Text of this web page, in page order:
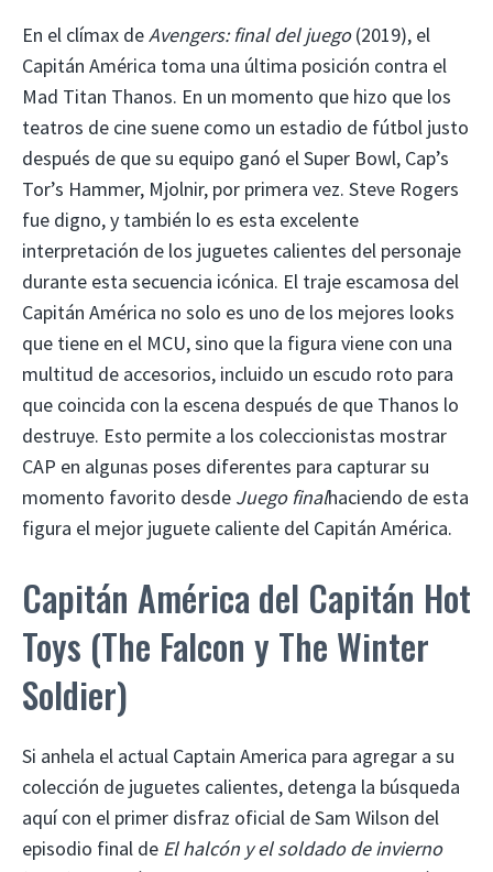
En el clímax deAvengers: final del juego(2019), el
Capitán América toma una última posición contra el
Mad Titan Thanos. En un momento que hizo que los
teatros de cine suene como un estadio de fútbol justo
después de que su equipo ganó el Super Bowl, Cap’s
Tor’s Hammer, Mjolnir, por primera vez. Steve Rogers
fue digno, y también lo es esta excelente
interpretación de los juguetes calientes del personaje
durante esta secuencia icónica. El traje escamosa del
Capitán América no solo es uno de los mejores looks
que tiene en el MCU, sino que la figura viene con una
multitud de accesorios, incluido un escudo roto para
que coincida con la escena después de que Thanos lo
destruye. Esto permite a los coleccionistas mostrar
CAP en algunas poses diferentes para capturar su
momento favorito desde Juego finalhaciendo de esta
figura el mejor juguete caliente del Capitán América.
Capitán América del Capitán Hot
Toys (The Falcon y The Winter
Soldier)
Si anhela el actual Captain America para agregar a su
colección de juguetes calientes, detenga la búsqueda
aquí con el primer disfraz oficial de Sam Wilson del
episodio final de El halcón y el soldado de invierno